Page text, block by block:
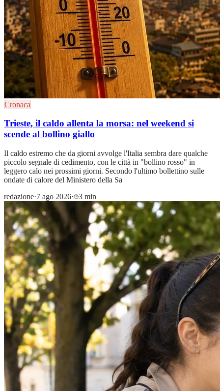
Cronaca
Trieste, il caldo allenta la morsa: nel weekend si
scende al bollino giallo
Il caldo estremo che da giorni avvolge l'Italia sembra dare qualche
piccolo segnale di cedimento, con le città in "bollino rosso" in
leggero calo nei prossimi giorni. Secondo l'ultimo bollettino sulle
ondate di calore del Ministero della Sa
redazione·7 ago 2026· 3 min